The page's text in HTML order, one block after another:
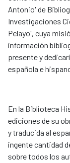
Antonio' de
Investigaciones
Pelayo', cuya
información
presente y
española e
En la Biblioteca
ediciones de su
y traducida al
ingente cantidad
sobre todos los